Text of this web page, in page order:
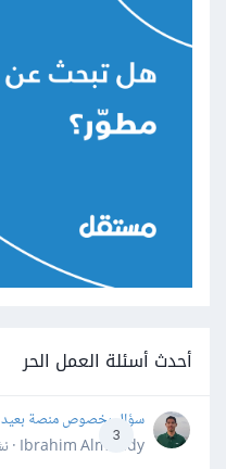
أحدث أسئلة العمل الحر
3
سؤال بخصوص منصة بعيد
Ibrahim Almahdy · نشر